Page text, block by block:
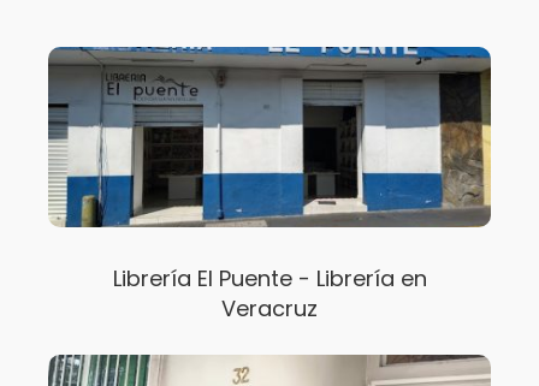
Librería El Puente - Librería en
Veracruz